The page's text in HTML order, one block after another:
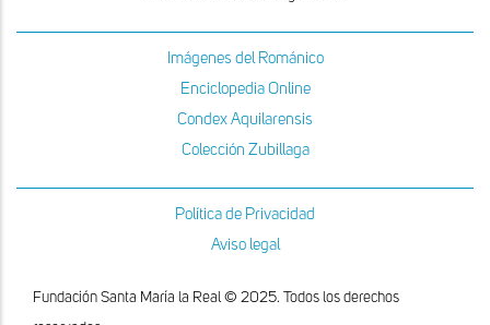
Imágenes del Románico
Enciclopedia Online
Condex Aquilarensis
Colección Zubillaga
Política de Privacidad
Aviso legal
Fundación Santa María la Real © 2025. Todos los derechos